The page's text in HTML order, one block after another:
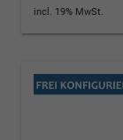
incl. 19% MwSt.